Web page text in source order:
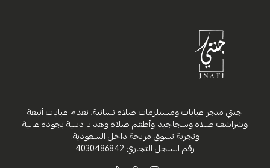
جنتي متجر عبايات ومستلزمات صلاة نسائية، نقدم عبايات أنيقة
وشراشف صلاة وسجاجيد وأطقم صلاة وهدايا دينية بجودة عالية
وتجربة تسوق مريحة داخل السعودية.
رقم السجل التجاري4030486842